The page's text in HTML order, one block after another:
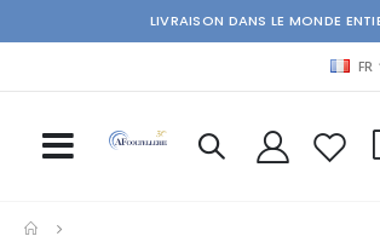
LIVRAISON DANS LE MONDE
FR